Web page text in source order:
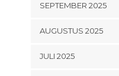
SEPTEMBER 2025
AUGUSTUS 2025
JULI 2025